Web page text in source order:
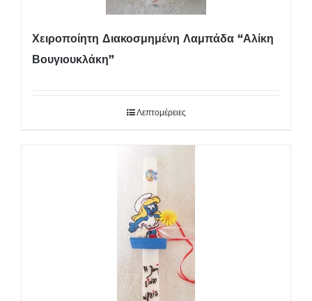
Χειροποίητη Διακοσμημένη Λαμπάδα “Αλίκη
Βουγιουκλάκη”
Λεπτομέρειες